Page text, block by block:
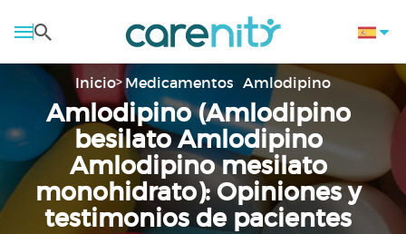
Inicio Medicamentos Amlodipino
Amlodipino (Amlodipino
besilato Amlodipino
Amlodipino mesilato
monohidrato): Opiniones y
testimonios de pacientes